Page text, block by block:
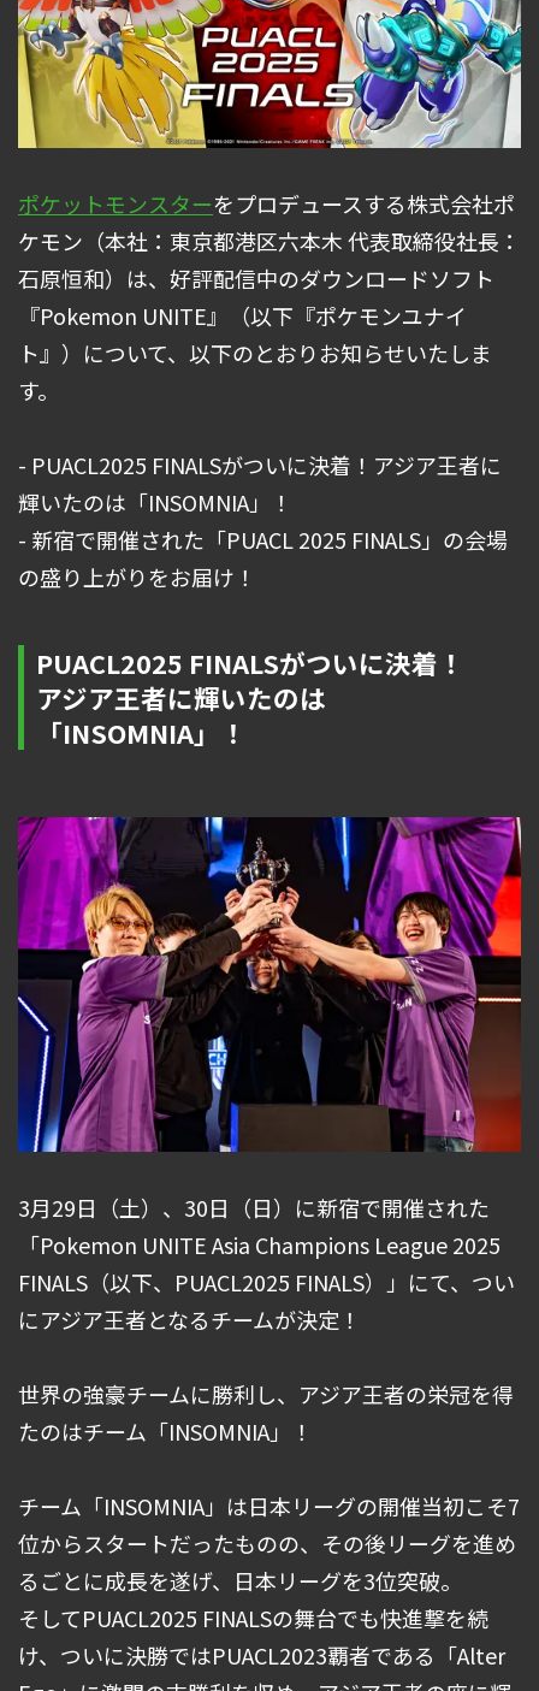
ポケットモンスターをプロデュースする株式会社ポ
ケモン（本社：東京都港区六本木 代表取締役社長：
石原恒和）は、好評配信中のダウンロードソフト
『Pokemon UNITE』（以下『ポケモンユナイ
ト』）について、以下のとおりお知らせいたしま
す。
- PUACL2025 FINALSがついに決着！アジア王者に
輝いたのは「INSOMNIA」！
- 新宿で開催された「PUACL 2025 FINALS」の会場
の盛り上がりをお届け！
PUACL2025 FINALSがついに決着！
アジア王者に輝いたのは
「INSOMNIA」！
3月29日（土）、30日（日）に新宿で開催された
「Pokemon UNITE Asia Champions League 2025
FINALS（以下、PUACL2025 FINALS）」にて、つい
にアジア王者となるチームが決定！
世界の強豪チームに勝利し、アジア王者の栄冠を得
たのはチーム「INSOMNIA」！
チーム「INSOMNIA」は日本リーグの開催当初こそ7
位からスタートだったものの、その後リーグを進め
るごとに成長を遂げ、日本リーグを3位突破。
そしてPUACL2025 FINALSの舞台でも快進撃を続
け、ついに決勝ではPUACL2023覇者である「Alter